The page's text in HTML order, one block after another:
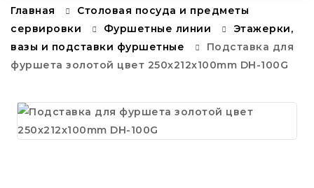
Главная
Столовая посуда и предметы
сервировки
Фуршетные линии
Этажерки,
вазы и подставки фуршетные
Подставка для
фуршета золотой цвет 250x212x100mm DH-100G